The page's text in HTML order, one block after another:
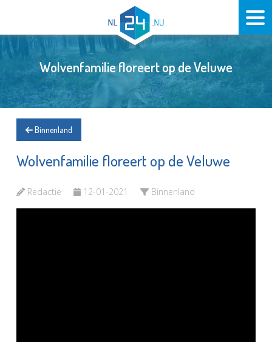
Wolvenfamilie floreert op de Veluwe
Binnenland
Wolvenfamilie floreert op de Veluwe
Redactie 12-01-2021 Binnenland